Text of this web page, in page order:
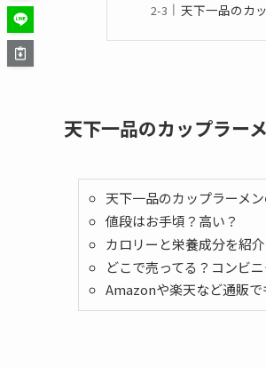
天下一品のカ
天下一品のカップラー
天下一品のカップラーメ
値段はお手頃？高い？
カロリーと栄養成分を紹介
どこで売ってる？コンビ
Amazonや楽天など通販で